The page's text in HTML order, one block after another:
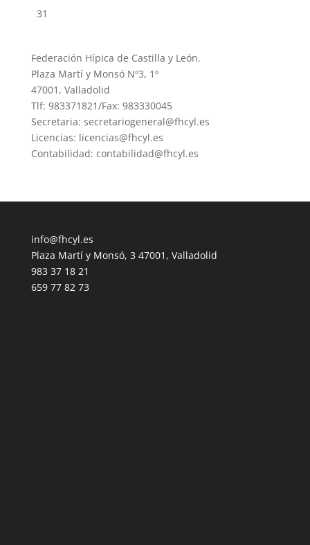
31
Federación Hípica de Castilla y León.
Plaza Martí y Monsó Nº3, 1º
47001, Valladolid
Tlf: 983371821/Fax: 983330045
Secretaria: secretariogeneral@fhcyl.es
Licencias: licencias@fhcyl.es
Contabilidad: contabilidad@fhcyl.es
info@fhcyl.es
Plaza Martí y Monsó, 3 47001, Valladolid
983 37 18 21
659 77 82 73